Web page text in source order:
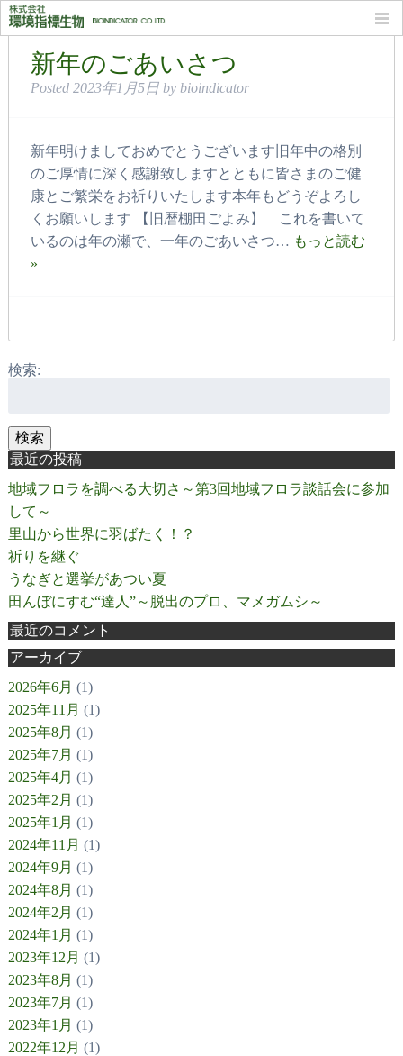
月別: 2023年1月
新年のごあいさつ
Posted 2023年1月5日 by bioindicator
新年明けましておめでとうございます旧年中の格別
のご厚情に深く感謝致しますとともに皆さまのご健
康とご繁栄をお祈りいたします本年もどうぞよろし
くお願いします 【旧暦棚田ごよみ】 これを書いて
いるのは年の瀬で、一年のごあいさつ… もっと読む
»
検索:
検索
最近の投稿
地域フロラを調べる大切さ～第3回地域フロラ談話会に参加
して～
里山から世界に羽ばたく！？
祈りを継ぐ
うなぎと選挙があつい夏
田んぼにすむ“達人”～脱出のプロ、マメガムシ～
最近のコメント
アーカイブ
2026年6月 (1)
2025年11月 (1)
2025年8月 (1)
2025年7月 (1)
2025年4月 (1)
2025年2月 (1)
2025年1月 (1)
2024年11月 (1)
2024年9月 (1)
2024年8月 (1)
2024年2月 (1)
2024年1月 (1)
2023年12月 (1)
2023年8月 (1)
2023年7月 (1)
2023年1月 (1)
2022年12月 (1)